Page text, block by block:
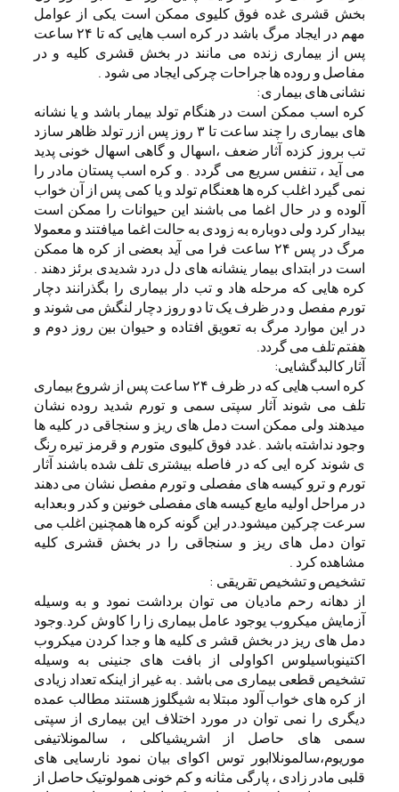
بخش قشری غده فوق کلیوی ممکن است یکی از عوامل
مهم در ایجاد مرگ باشد در کره اسب هایی که تا ۲۴ ساعت
پس از بیماری زنده می مانند در بخش قشری کلیه و در
مفاصل و روده ها جراحات چرکی ایجاد می شود .
نشانی های بیمار ی:
کره اسب ممکن است در هنگام تولد بیمار باشد و یا نشانه
های بیماری را چند ساعت تا ۳ روز پس ازر تولد ظاهر سازد
تب بروز کزده آثار ضعف ،اسهال و گاهی اسهال خونی پدید
می آید ، تنفس سریع می گردد . و کره اسب پستان مادر را
نمی گیرد اغلب کره ها هعنگام تولد و یا کمی پس از آن خواب
آلوده و در حال اغما می باشند این حیوانات را ممکن است
بیدار کرد ولی دوباره به زودی به حالت اغما میافتند و معمولا
مرگ در پس ۲۴ ساعت فرا می آید بعضی از کره ها ممکن
است در ابتدای بیمار ینشانه های دل درد شدیدی برئز دهند .
کره هایی که مرحله هاد و تب دار بیماری را بگذرانند دچار
تورم مفصل و در ظرف یک تا دو روز دچار لنگش می شوند و
در این موارد مرگ به تعویق افتاده و حیوان بین روز دوم و
هفتم تلف می گردد.
آثار کالبدگشایی:
کره اسب هایی که در ظرف ۲۴ ساعت پس از شروع بیماری
تلف می شوند آثار سپتی سمی و تورم شدید روده نشان
میدهند ولی ممکن است دمل های ریز و سنجاقی در کلیه ها
وجود نداشته باشد . غدد فوق کلیوی متورم و قرمز تیره رنگ
ی شوند کره ایی که در فاصله بیشتری تلف شده باشند آثار
تورم و ترو کیسه های مفصلی و تورم مفصل نشان می دهند
در مراحل اولیه مایع کیسه های مفصلی خونین و کدر و بعدابه
سرعت چرکین میشود.در این گونه کره ها همچنین اغلب می
توان دمل های ریز و سنجاقی را در بخش قشری کلیه
مشاهده کرد .
تشخیص و تشخیص تقریقی :
از دهانه رحم مادیان می توان برداشت نمود و به وسیله
آزمایش میکروب یوجود عامل بیماری زا را کاوش کرد.وجود
دمل های ریز در بخش قشر ی کلیه ها و جدا کردن میکروب
اکتینوباسیلوس اکواولی از بافت های جنینی به وسیله
تشخیص قطعی بیماری می باشد . به غیر از اینکه تعداد زیادی
از کره های خواب آلود مبتلا به شیگلوز هستند مطالب عمده
دیگری را نمی توان در مورد اختلاف این بیماری از سپتی
سمی های حاصل از اشریشیاکلی ، سالمونلاتیفی
موریوم،سالمونلاابور توس اکوای بیان نمود نارسایی های
قلبی مادر زادی ، پارگی مثانه و کم خونی همولوتیک حاصل از